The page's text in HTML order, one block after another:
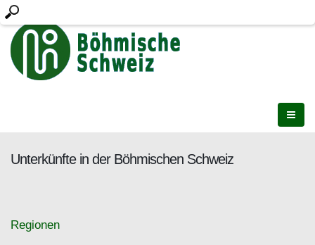
Unterkünfte in der Böhmischen Schweiz
Regionen